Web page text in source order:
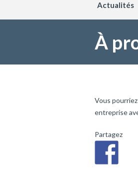
Actualités
À
Vous
entreprise
Partagez